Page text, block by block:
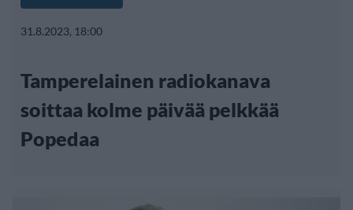
31.8.2023, 18:00
Tamperelainen radiokanava
soittaa kolme päivää pelkkää
Popedaa